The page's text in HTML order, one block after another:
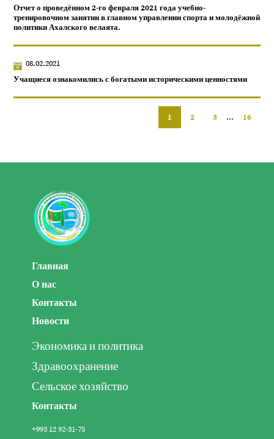
Отчет о проведённом 2-го февраля 2021 года учебно-
тренировочном занятии в главном управлении спорта и молодёжной
политики Ахалского велаята.
08.02.2021
Учащиеся ознакомились с богатыми историческими ценностями
1 2 3 ... 16
Главная
О нас
Контакты
Новости
Экономика и политика
Здравоохранение
Сельское хозяйство
Контакты
+993 12 92-31-75